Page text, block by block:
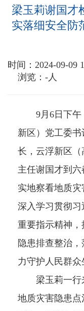
梁玉莉谢国才
实落细安全防
时间：2024-09-09
浏览： -人
9月6日下午
新区）党工委
长，云浮新区
主任谢国才到六
实地察看地质
深入学习贯彻
重要指示精神
隐患排查整治
力守护人民群众
梁玉莉一行
地质灾害隐患